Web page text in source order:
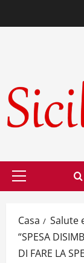
al
Menù
Casa
Salute
“SPESA
DI FARE LA